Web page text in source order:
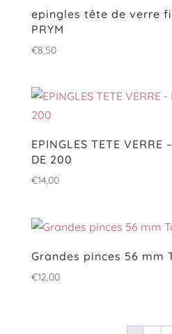
epingles tête de verre
PRYM
€8,50
EPINGLES TETE VERRE
DE 200
€14,00
Grandes pinces 56 mm
€12,00